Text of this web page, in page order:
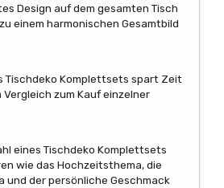
Design auf dem gesamten Tisch
einem harmonischen Gesamtbild
Tischdeko Komplettsets spart Zeit
Vergleich zum Kauf einzelner
eines Tischdeko Komplettsets
wie das Hochzeitsthema, die
und der persönliche Geschmack